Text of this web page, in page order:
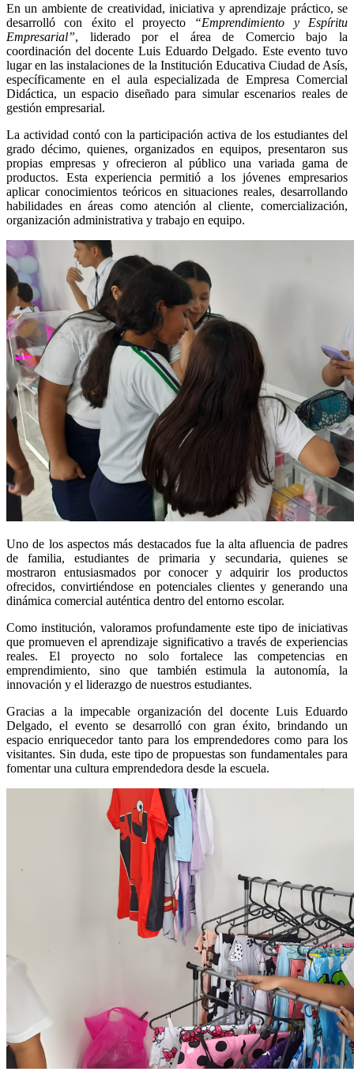
En un ambiente de creatividad, iniciativa y aprendizaje práctico, se
desarrolló con éxito el proyecto “Emprendimiento y Espíritu
Empresarial”, liderado por el área de Comercio bajo la
coordinación del docente Luis Eduardo Delgado. Este evento tuvo
lugar en las instalaciones de la Institución Educativa Ciudad de Asís,
específicamente en el aula especializada de Empresa Comercial
Didáctica, un espacio diseñado para simular escenarios reales de
gestión empresarial.
La actividad contó con la participación activa de los estudiantes del
grado décimo, quienes, organizados en equipos, presentaron sus
propias empresas y ofrecieron al público una variada gama de
productos. Esta experiencia permitió a los jóvenes empresarios
aplicar conocimientos teóricos en situaciones reales, desarrollando
habilidades en áreas como atención al cliente, comercialización,
organización administrativa y trabajo en equipo.
Uno de los aspectos más destacados fue la alta afluencia de padres
de familia, estudiantes de primaria y secundaria, quienes se
mostraron entusiasmados por conocer y adquirir los productos
ofrecidos, convirtiéndose en potenciales clientes y generando una
dinámica comercial auténtica dentro del entorno escolar.
Como institución, valoramos profundamente este tipo de iniciativas
que promueven el aprendizaje significativo a través de experiencias
reales. El proyecto no solo fortalece las competencias en
emprendimiento, sino que también estimula la autonomía, la
innovación y el liderazgo de nuestros estudiantes.
Gracias a la impecable organización del docente Luis Eduardo
Delgado, el evento se desarrolló con gran éxito, brindando un
espacio enriquecedor tanto para los emprendedores como para los
visitantes. Sin duda, este tipo de propuestas son fundamentales para
fomentar una cultura emprendedora desde la escuela.